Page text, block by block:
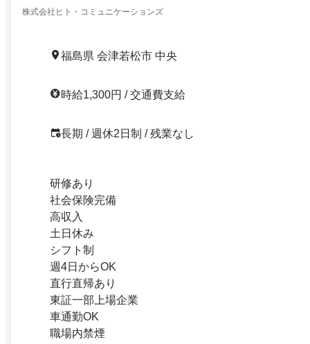
株式会社ヒト・コミュニケーションズ
福島県 会津若松市 中央
時給1,300円 / 交通費支給
長期 / 週休2日制 / 残業なし
研修あり
社会保険完備
高収入
土日休み
シフト制
週4日からOK
直行直帰あり
東証一部上場企業
車通勤OK
職場内禁煙